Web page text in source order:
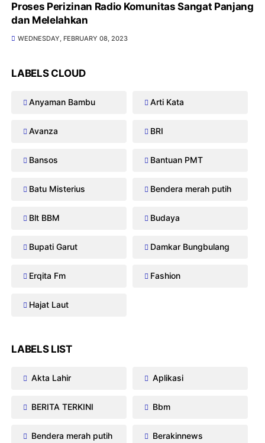
Proses Perizinan Radio Komunitas Sangat Panjang
dan Melelahkan
WEDNESDAY, FEBRUARY 08, 2023
LABELS CLOUD
Anyaman Bambu Arti Kata
Avanza BRI
Bansos Bantuan PMT
Batu Misterius Bendera merah putih
Blt BBM Budaya
Bupati Garut Damkar Bungbulang
Erqita Fm Fashion
Hajat Laut
LABELS LIST
Akta Lahir Aplikasi
BERITA TERKINI Bbm
Bendera merah putih Berakinnews